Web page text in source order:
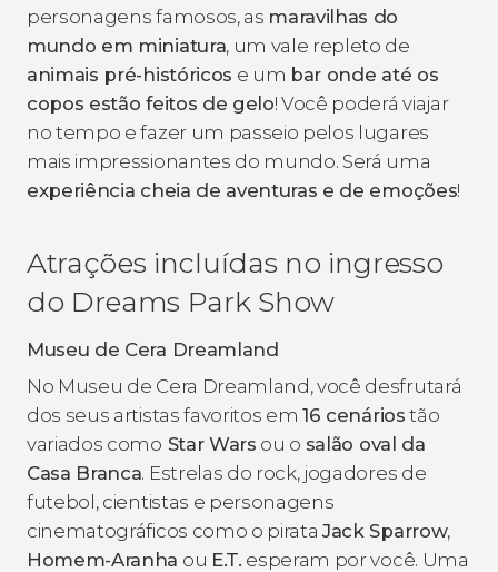
personagens famosos, as maravilhas do
mundo em miniatura, um vale repleto de
animais pré-históricos e um bar onde até os
copos estão feitos de gelo! Você poderá viajar
no tempo e fazer um passeio pelos lugares
mais impressionantes do mundo. Será uma
experiência cheia de aventuras e de emoções!
Atrações incluídas no ingresso
do Dreams Park Show
Museu de Cera Dreamland
No Museu de Cera Dreamland, você desfrutará
dos seus artistas favoritos em16 cenários tão
variados como Star Wars ou o salão oval da
Casa Branca. Estrelas do rock, jogadores de
futebol, cientistas e personagens
cinematográficos como o pirataJack Sparrow,
Homem-Aranha ou E.T. esperam por você. Uma